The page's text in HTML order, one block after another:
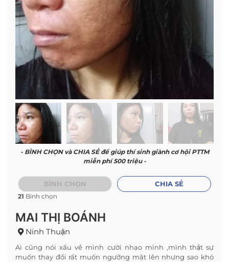
- BÌNH CHỌN và CHIA SẺ để giúp thí sinh giành cơ hội PTTM
miễn phí 500 triệu -
BÌNH CHỌN
21 Bình chọn
CHIA SẺ
MAI THỊ BOÁNH
Ninh Thuận
Ai cũng nói xấu về mình cười nhạo mình ,mình thật sự
muốn thay đổi rất muốn ngưỡng mặt lên nhưng sao khó